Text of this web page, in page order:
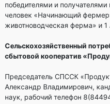
победителями и получателями
человек «Начинающий
животноводческая ферма» и 1
Сельскохозяйственный
сбытовой кооператив
Председатель СПССК
Александр Владимирович,
наук, рабочий телефон